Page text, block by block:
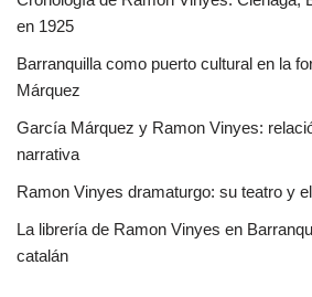
en 1925
Barranquilla como puerto cultural en la
Márquez
García Márquez y Ramon Vinyes:
narrativa
Ramon Vinyes dramaturgo: su teatro y
La librería de Ramon Vinyes en
catalán